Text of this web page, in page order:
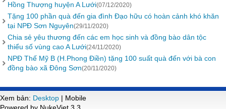
Hồng Thượng huyện A Lưới(07/12/2020)
Tặng 100 phần quà đến gia đình Đạo hữu có hoàn cảnh khó khăn
tại NPĐ Sơn Nguyên(29/11/2020)
Chia sẻ yêu thương đến các em học sinh và đồng bào dân tộc
thiểu số vùng cao A Lưới(24/11/2020)
NPĐ Thế Mỹ B (H.Phong Điền) tặng 100 suất quà đến với bà con
đồng bào xã Đông Sơn(20/11/2020)
Xem bản: Desktop | Mobile